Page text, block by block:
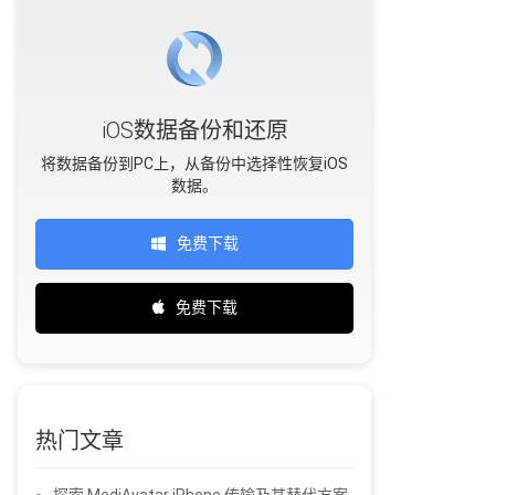
iOS数据备份和还原
将数据备份到PC上，从备份中选择性恢复iOS
数据。
免费下载
免费下载
热门文章